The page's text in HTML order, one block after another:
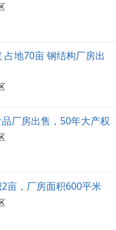
地70亩 钢结构厂房出
厂房出售，50年大产权
亩，厂房面积600平米